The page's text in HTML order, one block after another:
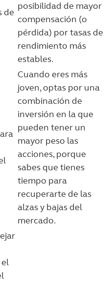
de
posibilidad de mayor
compensación (o
pérdida) por tasas de
rendimiento más
estables.
Cuando eres más
joven, optas por una
combinación de
inversión en la que
pueden tener un
mayor peso las
acciones, porque
sabes que tienes
tiempo para
recuperarte de las
alzas y bajas del
mercado.
el